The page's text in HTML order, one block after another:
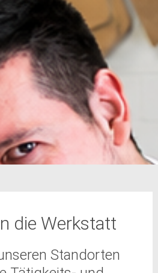
die Werkstatt
Standorten